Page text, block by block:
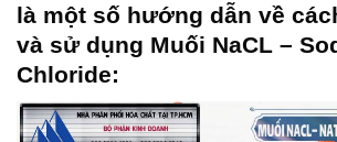
là một số hướng dẫn về
và sử dụng Muối NaCL –
Chloride: